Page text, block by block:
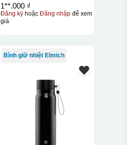
1**.000 ₫
Đăng ký hoặcĐăng nhập để xem
giá
Bình giữ nhiệt Elmich